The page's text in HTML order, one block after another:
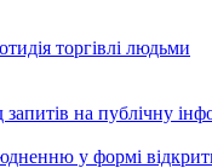
торгівлі людьми
на публічну
у формі